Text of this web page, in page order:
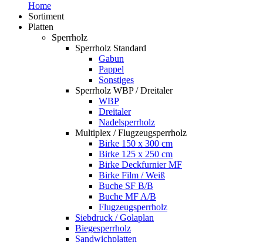
Home
Sortiment
Platten
Sperrholz
Sperrholz Standard
Gabun
Pappel
Sonstiges
Sperrholz WBP / Dreitaler
WBP
Dreitaler
Nadelsperrholz
Multiplex / Flugzeugsperrholz
Birke 150 x 300 cm
Birke 125 x 250 cm
Birke Deckfurnier MF
Birke Film / Weiß
Buche SF B/B
Buche MF A/B
Flugzeugsperrholz
Siebdruck / Golaplan
Biegesperrholz
Sandwichplatten